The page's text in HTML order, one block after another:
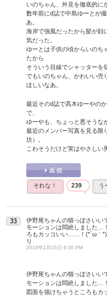
いのちゃん、外見を徹底的に
数年前にd誌で中島ゆーとが
あ。
海岸で強風だったから髪が顔
気だった。
ゆーとは子供の頃からいのち
たから
そういう目線でシャッターを
でもいのちゃん、かわいい売
ほしいなあ。
最近そのd誌で髙木ゆーやの
で、
ゆーやも、ちょっと悪そうな
最近のメンバー写真を見る限
坊）。
こわそうだけど実はやさしい
それな！ 239 う
33
伊野尾ちゃんの猫っぽさい
モーションは悶絶しました…
ろもカッコいい……！(*´ω｀
り
2016年1月25日 6:36 PM
伊野尾ちゃんの猫っぽさい
モーションは悶絶しました…
図面を描けちゃうところも